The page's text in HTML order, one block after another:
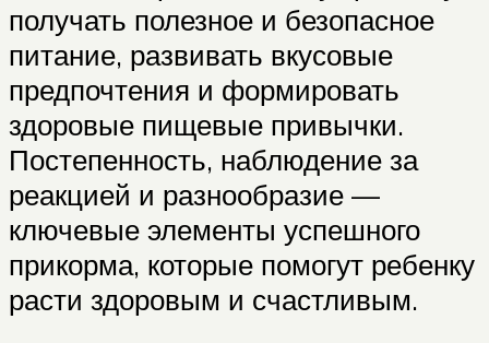
получать полезное и безопасное
питание, развивать вкусовые
предпочтения и формировать
здоровые пищевые привычки.
Постепенность, наблюдение за
реакцией и разнообразие —
ключевые элементы успешного
прикорма, которые помогут ребенку
расти здоровым и счастливым.